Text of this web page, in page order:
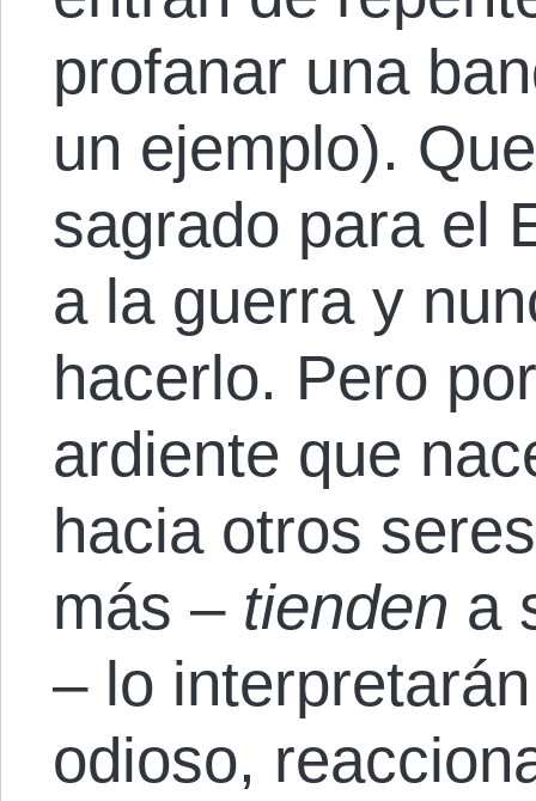
profanar una
un ejemplo).
sagrado para el
a la guerra y
hacerlo. Pero
ardiente que
hacia otros
más – tienden a
– lo
odioso,